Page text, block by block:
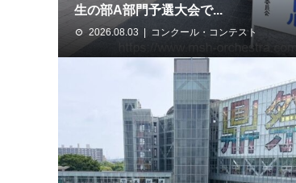
生の部A部門予選大会で...
2026.08.03 コンクール・コンテスト